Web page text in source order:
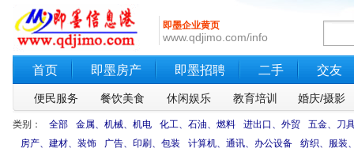
即墨企业黄页
www.qdjimo.com/info
首页 即墨房产 即墨招聘 二手 交友
便民服务 餐饮美食 休闲娱乐 教育培训 婚庆/摄影
类别： 全部 金属、机械、机电 化工、石油、燃料 进出口、外贸
五金、刀
房产、建材、装饰
广告、印刷、包装 计算机、通讯、办公设备
纺织、服装